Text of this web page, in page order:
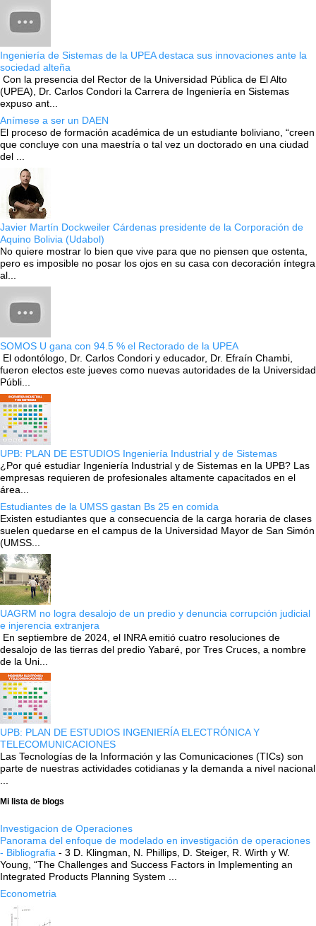
Ingeniería de Sistemas de la UPEA destaca sus innovaciones ante la
sociedad alteña
Con la presencia del Rector de la Universidad Pública de El Alto
(UPEA), Dr. Carlos Condori la Carrera de Ingeniería en Sistemas
expuso ant...
Anímese a ser un DAEN
El proceso de formación académica de un estudiante boliviano, “creen
que concluye con una maestría o tal vez un doctorado en una ciudad
del ...
Javier Martín Dockweiler Cárdenas presidente de la Corporación de
Aquino Bolivia (Udabol)
No quiere mostrar lo bien que vive para que no piensen que ostenta,
pero es imposible no posar los ojos en su casa con decoración íntegra
al...
SOMOS U gana con 94.5 % el Rectorado de la UPEA
El odontólogo, Dr. Carlos Condori y educador, Dr. Efraín Chambi,
fueron electos este jueves como nuevas autoridades de la Universidad
Públi...
UPB: PLAN DE ESTUDIOS Ingeniería Industrial y de Sistemas
¿Por qué estudiar Ingeniería Industrial y de Sistemas en la UPB? Las
empresas requieren de profesionales altamente capacitados en el
área...
Estudiantes de la UMSS gastan Bs 25 en comida
Existen estudiantes que a consecuencia de la carga horaria de clases
suelen quedarse en el campus de la Universidad Mayor de San Simón
(UMSS...
UAGRM no logra desalojo de un predio y denuncia corrupción judicial
e injerencia extranjera
En septiembre de 2024, el INRA emitió cuatro resoluciones de
desalojo de las tierras del predio Yabaré, por Tres Cruces, a nombre
de la Uni...
UPB: PLAN DE ESTUDIOS INGENIERÍA ELECTRÓNICA Y
TELECOMUNICACIONES
Las Tecnologías de la Información y las Comunicaciones (TICs) son
parte de nuestras actividades cotidianas y la demanda a nivel nacional
Mi lista de blogs
Investigacion de Operaciones
Panorama del enfoque de modelado en investigación de operaciones
- Bibliografia - 3 D. Klingman, N. Phillips, D. Steiger, R. Wirth y W.
Young, “The Challenges and Success Factors in Implementing an
Integrated Products Planning System ...
Econometria